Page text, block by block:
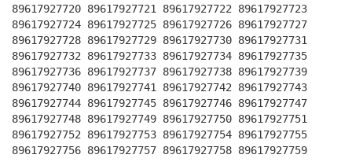
89617927720 89617927721 89617927722 89617927723
89617927724 89617927725 89617927726 89617927727
89617927728 89617927729 89617927730 89617927731
89617927732 89617927733 89617927734 89617927735
89617927736 89617927737 89617927738 89617927739
89617927740 89617927741 89617927742 89617927743
89617927744 89617927745 89617927746 89617927747
89617927748 89617927749 89617927750 89617927751
89617927752 89617927753 89617927754 89617927755
89617927756 89617927757 89617927758 89617927759